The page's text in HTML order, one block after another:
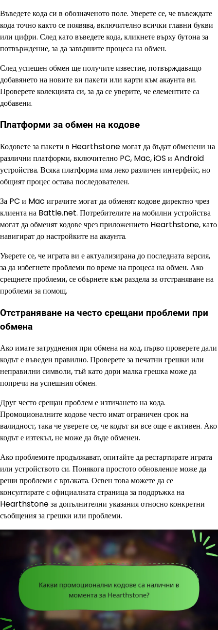
Въведете кода си в обозначеното поле. Уверете се, че въвеждате
кода точно както се появява, включително всички главни букви
или цифри. След като въведете кода, кликнете върху бутона за
потвърждение, за да завършите процеса на обмен.
След успешен обмен ще получите известие, потвърждаващо
добавянето на новите ви пакети или карти към акаунта ви.
Проверете колекцията си, за да се уверите, че елементите са
добавени.
Платформи за обмен на кодове
Кодовете за пакети в Hearthstone могат да бъдат обменени на
различни платформи, включително PC, Mac, iOS и Android
устройства. Всяка платформа има леко различен интерфейс, но
общият процес остава последователен.
За PC и Mac играчите могат да обменят кодове директно чрез
клиента на Battle.net. Потребителите на мобилни устройства
могат да обменят кодове чрез приложението Hearthstone, като
навигират до настройките на акаунта.
Уверете се, че играта ви е актуализирана до последната версия,
за да избегнете проблеми по време на процеса на обмен. Ако
срещнете проблеми, се обърнете към раздела за отстраняване на
проблеми за помощ.
Отстраняване на често срещани проблеми при
обмена
Ако имате затруднения при обмена на код, първо проверете дали
кодът е въведен правилно. Проверете за печатни грешки или
неправилни символи, тъй като дори малка грешка може да
попречи на успешния обмен.
Друг често срещан проблем е изтичането на кода.
Промоционалните кодове често имат ограничен срок на
валидност, така че уверете се, че кодът ви все още е активен. Ако
кодът е изтекъл, не може да бъде обменен.
Ако проблемите продължават, опитайте да рестартирате играта
или устройството си. Понякога простото обновление може да
реши проблеми с връзката. Освен това можете да се
консултирате с официалната страница за поддръжка на
Hearthstone за допълнителни указания относно конкретни
съобщения за грешки или проблеми.